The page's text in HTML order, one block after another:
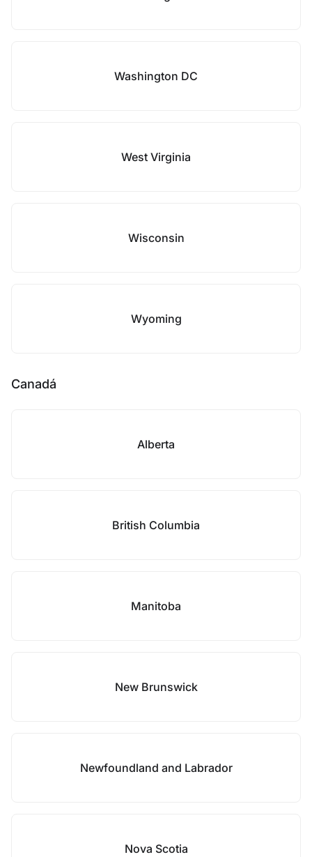
Washington DC
West Virginia
Wisconsin
Wyoming
Canadá
Alberta
British Columbia
Manitoba
New Brunswick
Newfoundland and Labrador
Nova Scotia